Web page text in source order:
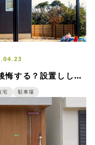
悔する？設置しした
宅 駐車場